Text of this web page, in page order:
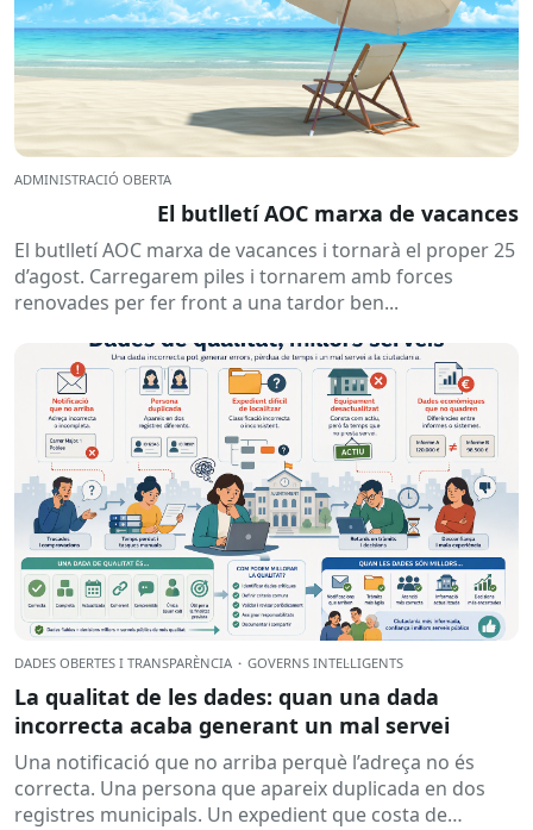
ADMINISTRACIÓ OBERTA
El butlletí AOC marxa de vacances
El butlletí AOC marxa de vacances i tornarà el proper 25
d’agost. Carregarem piles i tornarem amb forces
renovades per fer front a una tardor ben...
DADES OBERTES I TRANSPARÈNCIA · GOVERNS INTEL·LIGENTS
La qualitat de les dades: quan una dada
incorrecta acaba generant un mal servei
Una notificació que no arriba perquè l’adreça no és
correcta. Una persona que apareix duplicada en dos
registres municipals. Un expedient que costa de